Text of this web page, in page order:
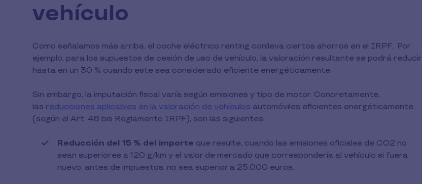
vehículo
Como señalamos más arriba, el coche eléctrico renting conlleva ciertos ahorros en el IRPF. Por
ejemplo, para los supuestos de cesión de uso de vehículo, la valoración resultante se podrá reducir
hasta en un 30 % cuando este sea considerado eficiente energéticamente.
Sin embargo, la imputación fiscal varía según emisiones y tipo de motor. Concretamente,
las reducciones aplicables en la valoración de vehículos automóviles eficientes energéticamente
(según el Art. 48 bis Reglamento IRPF), son las siguientes:
Reducción del 15 % del importe que resulte, cuando las emisiones oficiales de CO2 no
sean superiores a 120 g/km y el valor de mercado que correspondería al vehículo si fuera
nuevo, antes de impuestos, no sea superior a 25.000 euros.